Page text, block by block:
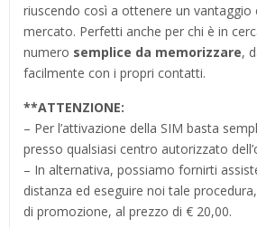
riuscendo così a ottenere un vantaggio
mercato. Perfetti anche per chi è in
numero semplice da memorizzare,
facilmente con i propri contatti.
**ATTENZIONE:
– Per l’attivazione della SIM basta
presso qualsiasi centro autorizzato
– In alternativa, possiamo fornirti
distanza ed eseguire noi tale
di promozione, al prezzo di € 20,00.